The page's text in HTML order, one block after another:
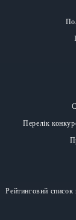
Перелік
Рейтинговий